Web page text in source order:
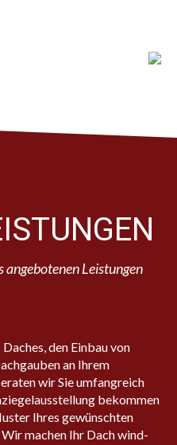
angebotenen Leistungen
den Einbau von
an Ihrem
wir Sie umfangreich
bekommen
Ihres gewünschten
machen Ihr Dach wind-